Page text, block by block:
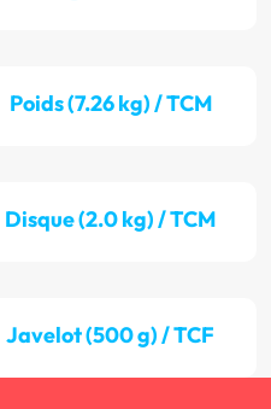
Poids (7.26 kg) / TCM
Disque (2.0 kg) / TCM
Javelot (500 g) / TCF